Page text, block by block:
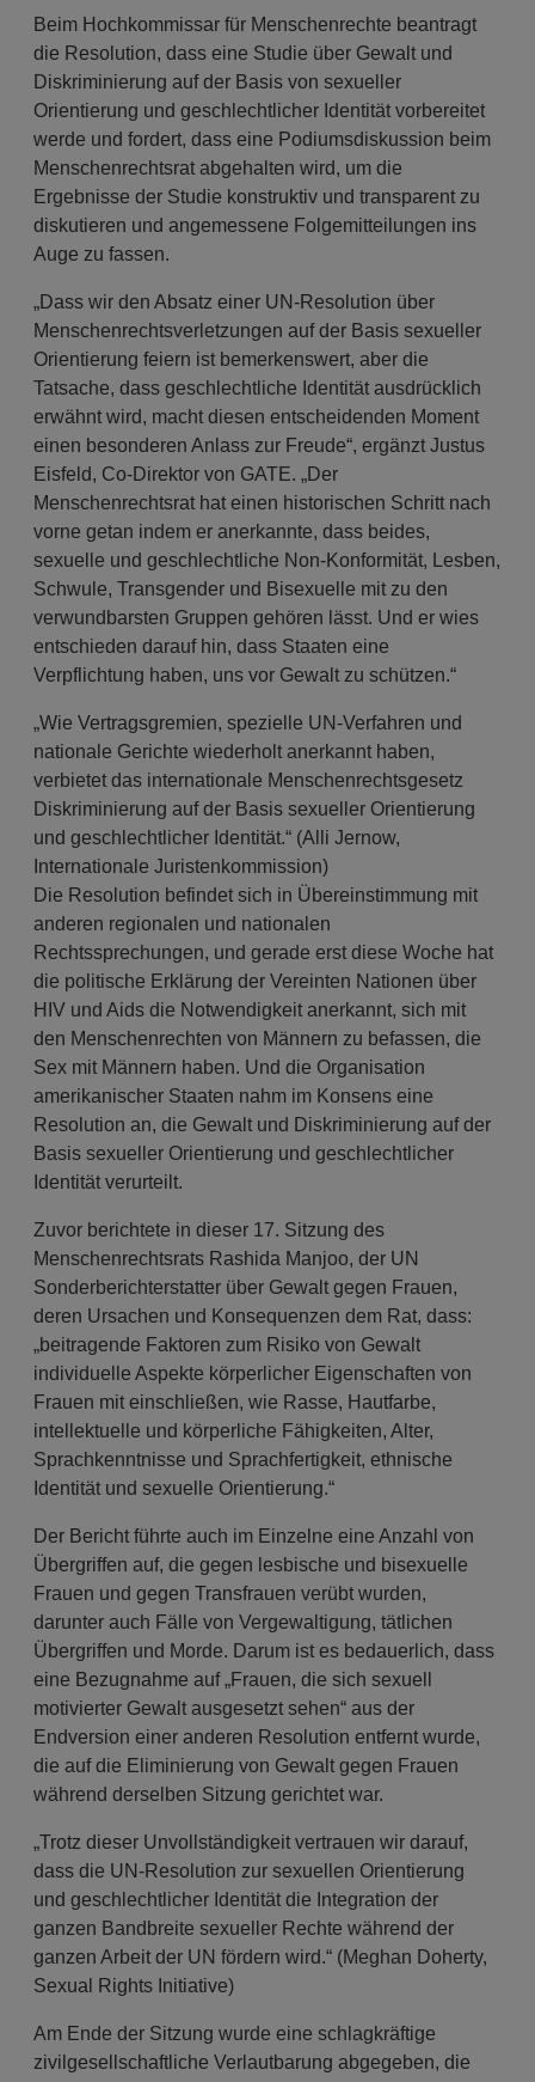
Beim Hochkommissar für Menschenrechte beantragt
die Resolution, dass eine Studie über Gewalt und
Diskriminierung auf der Basis von sexueller
Orientierung und geschlechtlicher Identität vorbereitet
werde und fordert, dass eine Podiumsdiskussion beim
Menschenrechtsrat abgehalten wird, um die
Ergebnisse der Studie konstruktiv und transparent zu
diskutieren und angemessene Folgemitteilungen ins
Auge zu fassen.
„Dass wir den Absatz einer UN-Resolution über
Menschenrechtsverletzungen auf der Basis sexueller
Orientierung feiern ist bemerkenswert, aber die
Tatsache, dass geschlechtliche Identität ausdrücklich
erwähnt wird, macht diesen entscheidenden Moment
einen besonderen Anlass zur Freude“, ergänzt Justus
Eisfeld, Co-Direktor von GATE. „Der
Menschenrechtsrat hat einen historischen Schritt nach
vorne getan indem er anerkannte, dass beides,
sexuelle und geschlechtliche Non-Konformität, Lesben,
Schwule, Transgender und Bisexuelle mit zu den
verwundbarsten Gruppen gehören lässt. Und er wies
entschieden darauf hin, dass Staaten eine
Verpflichtung haben, uns vor Gewalt zu schützen.“
„Wie Vertragsgremien, spezielle UN-Verfahren und
nationale Gerichte wiederholt anerkannt haben,
verbietet das internationale Menschenrechtsgesetz
Diskriminierung auf der Basis sexueller Orientierung
und geschlechtlicher Identität.“ (Alli Jernow,
Internationale Juristenkommission)
Die Resolution befindet sich in Übereinstimmung mit
anderen regionalen und nationalen
Rechtssprechungen, und gerade erst diese Woche hat
die politische Erklärung der Vereinten Nationen über
HIV und Aids die Notwendigkeit anerkannt, sich mit
den Menschenrechten von Männern zu befassen, die
Sex mit Männern haben. Und die Organisation
amerikanischer Staaten nahm im Konsens eine
Resolution an, die Gewalt und Diskriminierung auf der
Basis sexueller Orientierung und geschlechtlicher
Identität verurteilt.
Zuvor berichtete in dieser 17. Sitzung des
Menschenrechtsrats Rashida Manjoo, der UN
Sonderberichterstatter über Gewalt gegen Frauen,
deren Ursachen und Konsequenzen dem Rat, dass:
„beitragende Faktoren zum Risiko von Gewalt
individuelle Aspekte körperlicher Eigenschaften von
Frauen mit einschließen, wie Rasse, Hautfarbe,
intellektuelle und körperliche Fähigkeiten, Alter,
Sprachkenntnisse und Sprachfertigkeit, ethnische
Identität und sexuelle Orientierung.“
Der Bericht führte auch im Einzelne eine Anzahl von
Übergriffen auf, die gegen lesbische und bisexuelle
Frauen und gegen Transfrauen verübt wurden,
darunter auch Fälle von Vergewaltigung, tätlichen
Übergriffen und Morde. Darum ist es bedauerlich, dass
eine Bezugnahme auf „Frauen, die sich sexuell
motivierter Gewalt ausgesetzt sehen“ aus der
Endversion einer anderen Resolution entfernt wurde,
die auf die Eliminierung von Gewalt gegen Frauen
während derselben Sitzung gerichtet war.
„Trotz dieser Unvollständigkeit vertrauen wir darauf,
dass die UN-Resolution zur sexuellen Orientierung
und geschlechtlicher Identität die Integration der
ganzen Bandbreite sexueller Rechte während der
ganzen Arbeit der UN fördern wird.“ (Meghan Doherty,
Sexual Rights Initiative)
Am Ende der Sitzung wurde eine schlagkräftige
zivilgesellschaftliche Verlautbarung abgegeben, die